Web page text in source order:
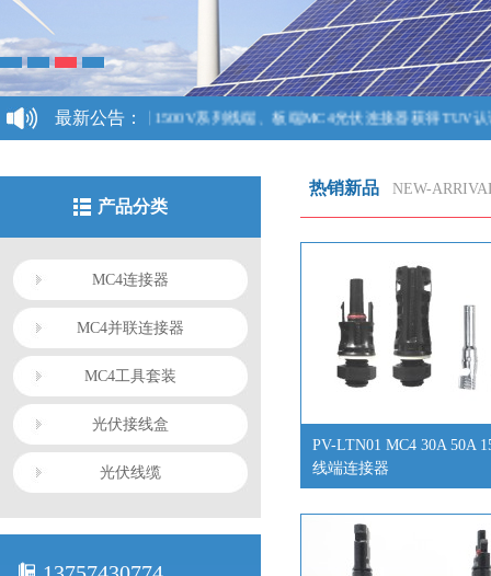
最新公告：
我司1500V系列线端、板端MC4光伏连接器获得TUV认证！
产品分类
MC4连接器
MC4并联连接器
MC4工具套装
光伏接线盒
光伏线缆
热销新品 NEW-
PV-LTN01 MC4 30A 50A
线端连接器